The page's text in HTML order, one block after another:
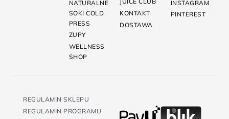
NATURALNE
SOKI COLD
PRESS
ZUPY
WELLNESS
SHOP
KONTAKT
DOSTAWA
INSTAGRAM
PINTEREST
REGULAMIN SKLEPU
REGULAMIN PROGRAMU